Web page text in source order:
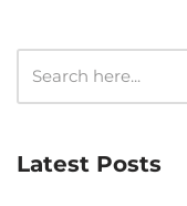
Latest Posts